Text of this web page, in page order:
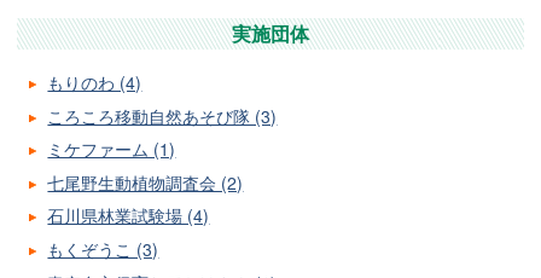
実施団体
もりのわ (4)
ころころ移動自然あそび隊 (3)
ミケファーム (1)
七尾野生動植物調査会 (2)
石川県林業試験場 (4)
もくぞうこ (3)